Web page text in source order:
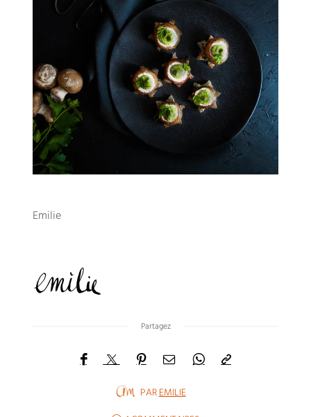
Emilie
Partagez
PAREMILIE